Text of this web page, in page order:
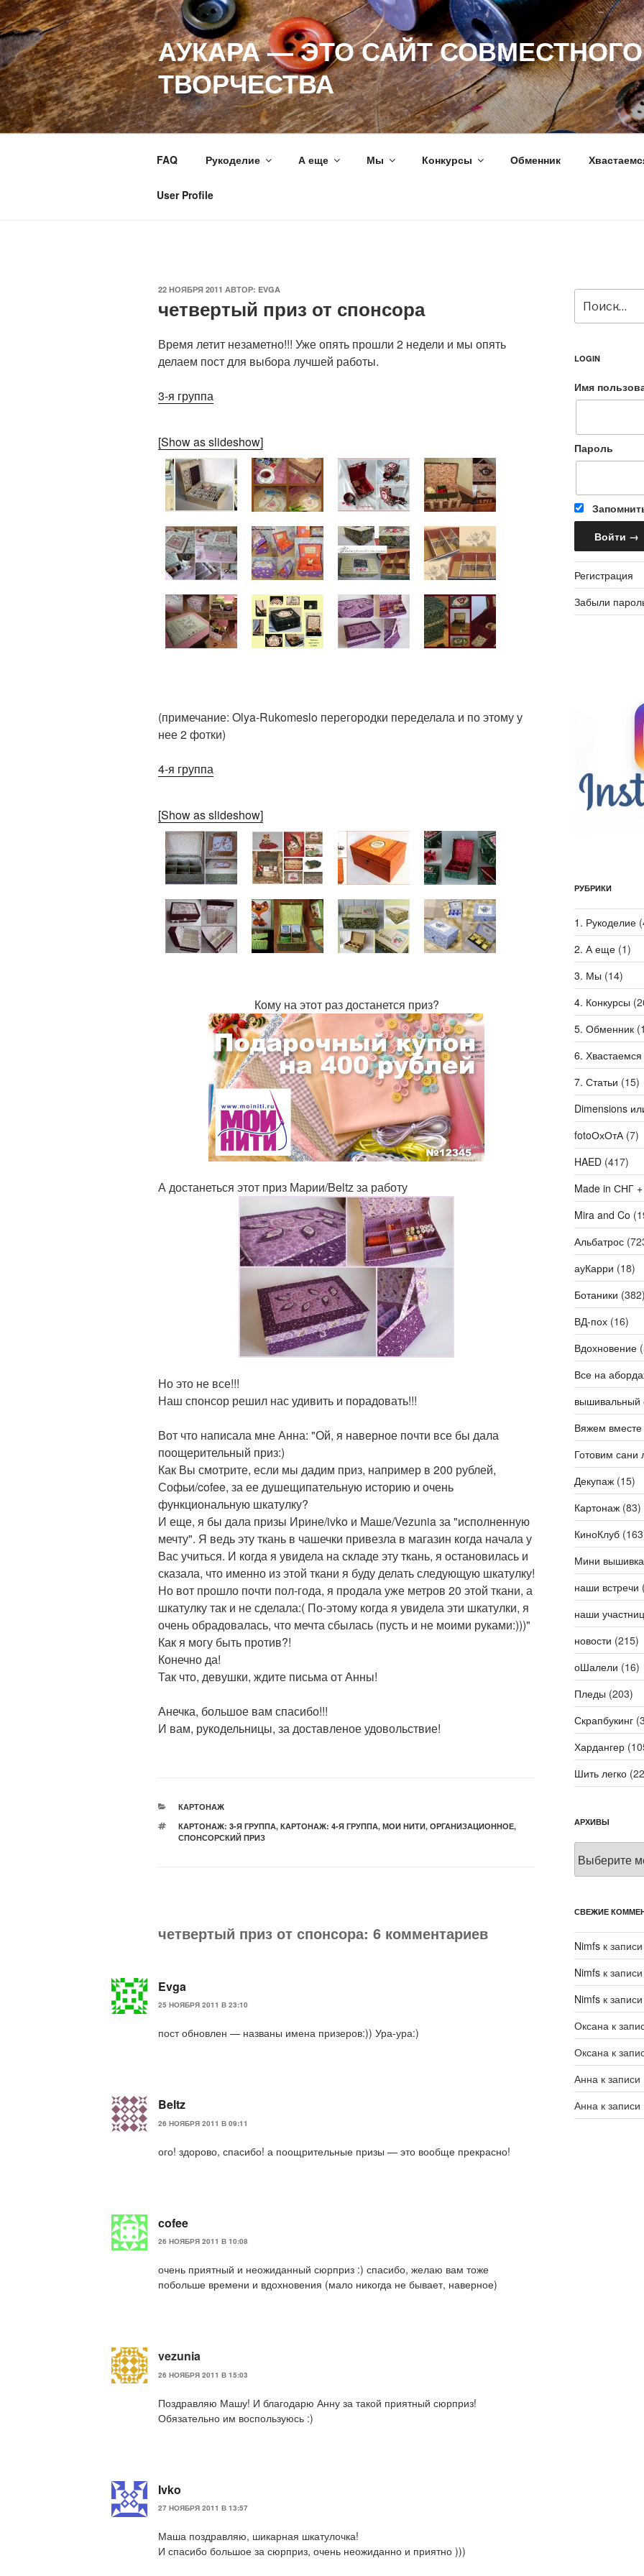
Перейти
к
содержимому
АУКАРА — ЭТО САЙТ СОВМЕСТНОГО
ТВОРЧЕСТВА
FAQ Рукоделие А еще Мы Конкурсы Обменник
User Profile
ОПУБЛИКОВАНО
22 НОЯБРЯ 2011 АВТОР: EVGA
четвертый приз от спонсора
Время летит незаметно!!! Уже опять прошли 2 недели и мы опять
делаем пост для выбора лучшей работы.
3-я группа
[Show as slideshow]
(примечание: Olya-Rukomeslo перегородки переделала и по этому у
нее 2 фотки)
4-я группа
[Show as slideshow]
Кому на этот раз достанется приз?
А достанеться этот приз Марии/Beltz за работу
Но это не все!!!
Наш спонсор решил нас удивить и порадовать!!!
Вот что написала мне Анна: "Ой, я наверное почти все бы дала
поощерительный приз:)
Как Вы смотрите, если мы дадим приз, например в 200 рублей,
Софьи/cofee, за ее душещипательную историю и очень
функциональную шкатулку?
И еще, я бы дала призы Ирине/ivko и Маше/Vezunia за "исполненную
мечту". Я ведь эту ткань в чашечки привезла в магазин когда начала у
Вас учиться. И когда я увидела на складе эту ткань, я остановилась и
сказала, что именно из этой ткани я буду делать следующую шкатулку!
Но вот прошло почти пол-года, я продала уже метров 20 этой ткани, а
шкатулку так и не сделала:( По-этому когда я увидела эти шкатулки, я
очень обрадовалась, что мечта сбылась (пусть и не моими руками:)))"
Как я могу быть против?!
Конечно да!
Так что, девушки, ждите письма от Анны!
Анечка, большое вам спасибо!!!
И вам, рукодельницы, за доставленое удовольствие!
РУБРИКИ
КАРТОНАЖ
МЕТКИ
КАРТОНАЖ: 3-Я ГРУППА, КАРТОНАЖ: 4-Я ГРУППА, МОИ НИТИ, ОРГАНИЗАЦИОННОЕ,
СПОНСОРСКИЙ ПРИЗ
четвертый приз от спонсора: 6 комментариев
Evga
25 НОЯБРЯ 2011 В 23:10
пост обновлен — названы имена призеров:)) Ура-ура:)
Beltz
26 НОЯБРЯ 2011 В 09:11
ого! здорово, спасибо! а поощрительные призы — это вообще прекрасно!
cofee
26 НОЯБРЯ 2011 В 10:08
очень приятный и неожиданный сюрприз :) спасибо, желаю вам тоже
побольше времени и вдохновения (мало никогда не бывает, наверное)
vezunia
26 НОЯБРЯ 2011 В 15:03
Поздравляю Машу! И благодарю Анну за такой приятный сюрприз!
Обязательно им воспользуюсь :)
Ivko
27 НОЯБРЯ 2011 В 13:57
Маша поздравляю, шикарная шкатулочка!
И спасибо большое за сюрприз, очень неожиданно и приятно )))
LOGIN
Имя
Пароль
Регистрация
Забыли
РУБРИКИ
1. Рукоделие
2. А еще(1)
3. Мы (14)
4. Конкурсы
5. Обменник
6. Хвастаемся
7. Статьи (15)
Dimensions
fotoОхОтА(7)
HAED(417)
Made in СНГ
Mira and Co
Альбатрос
ауКарри (18)
Ботаники
ВД-пох(16)
Вдохновение
Все на
вышивальный
Вяжем вместе
Готовим сани
Декупаж(15)
Картонаж(83)
КиноКлуб
Мини вышивка
наши встречи
наши
новости (215)
оШалели (16)
Пледы (203)
Скрапбукинг
Хардангер
Шить легко
АРХИВЫ
СВЕЖИЕ
Nimfsк
Nimfsк
Nimfsк
Оксанак
Оксанак
Аннак записи
Аннак записи